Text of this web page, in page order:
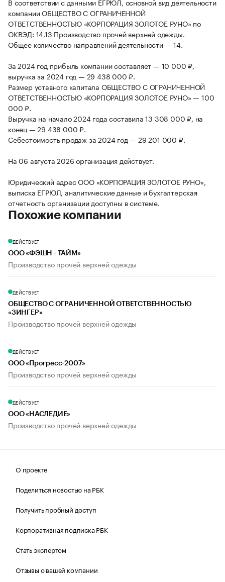
В соответствии с данными ЕГРЮЛ, основной вид деятельности
компании ОБЩЕСТВО С ОГРАНИЧЕННОЙ
ОТВЕТСТВЕННОСТЬЮ «КОРПОРАЦИЯ ЗОЛОТОЕ РУНО» по
ОКВЭД: 14.13 Производство прочей верхней одежды.
Общее количество направлений деятельности — 14.
За 2024 год прибыль компании составляет — 10 000 ₽,
выручка за 2024 год — 29 438 000 ₽.
Размер уставного капитала ОБЩЕСТВО С ОГРАНИЧЕННОЙ
ОТВЕТСТВЕННОСТЬЮ «КОРПОРАЦИЯ ЗОЛОТОЕ РУНО» — 100
000 ₽.
Выручка на начало 2024 года составила 13 308 000 ₽, на
конец — 29 438 000 ₽.
Себестоимость продаж за 2024 год — 29 201 000 ₽.
На 06 августа 2026 организация действует.
Юридический адрес ООО «КОРПОРАЦИЯ ЗОЛОТОЕ РУНО»,
выписка ЕГРЮЛ, аналитические данные и бухгалтерская
отчетность организации доступны в системе.
Похожие компании
ДЕЙСТВУЕТ
ООО «ФЭШН - ТАЙМ»
Производство прочей верхней одежды
ДЕЙСТВУЕТ
ОБЩЕСТВО С ОГРАНИЧЕННОЙ ОТВЕТСТВЕННОСТЬЮ
«ЗИНГЕР»
Производство прочей верхней одежды
ДЕЙСТВУЕТ
ООО «Прогресс-2007»
Производство прочей верхней одежды
ДЕЙСТВУЕТ
ООО «НАСЛЕДИЕ»
Производство прочей верхней одежды
О проекте
Поделиться новостью на РБК
Получить пробный доступ
Корпоративная подписка РБК
Стать экспертом
Отзывы о вашей компании